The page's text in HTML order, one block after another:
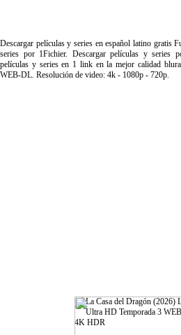
Descargar películas y series en español latino gratis
series por 1Fichier. Descargar películas y series
películas y series en 1 link en la mejor calidad
WEB-DL. Resolución de video: 4k - 1080p - 720p.